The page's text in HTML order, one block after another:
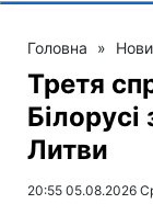
Головна »
Третя
Литви
20:55 05.08.2026